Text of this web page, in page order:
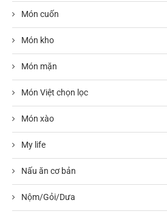
Món cuốn
Món kho
Món mặn
Món Việt chọn lọc
Món xào
My life
Nấu ăn cơ bản
Nộm/Gỏi/Dưa